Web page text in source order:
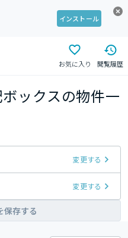
インストール
お気に入り 閲覧履歴
ックスの物件一
変更する
変更する
保存する